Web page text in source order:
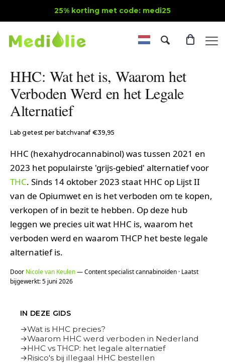
25% korting met code: medi25
HHC: Wat het is, Waarom het
Verboden Werd en het Legale
Alternatief
Lab getest per batchvanaf €39,95
HHC (hexahydrocannabinol) was tussen 2021 en
2023 het populairste 'grijs-gebied' alternatief voor
THC. Sinds 14 oktober 2023 staat HHC op Lijst II
van de Opiumwet en is het verboden om te kopen,
verkopen of in bezit te hebben. Op deze hub
leggen we precies uit wat HHC is, waarom het
verboden werd en waarom THCP het beste legale
alternatief is.
Door Nicole van Keulen— Content specialist cannabinoïden · Laatst
bijgewerkt: 5 juni 2026
IN DEZE GIDS
Wat is HHC precies?
Waarom HHC werd verboden in Nederland
HHC vs THCP: het legale alternatief
Risico's bij illegaal HHC bestellen